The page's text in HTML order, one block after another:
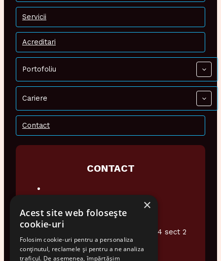
Servicii
Acreditari
Portofoliu
Cariere
Contact
CONTACT
0374 948 076
office@audiotech.ro
Str. Popa Soare Nr 16 et.2 Ap4 sect 2
Bucuresti
×
Acest site web folosește
cookie-uri
Folosim cookie-uri pentru a personaliza
conținutul, reclamele și pentru a ne analiza
traficul. De asemenea, împărtășim